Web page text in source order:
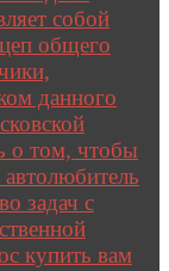
собой
общего
данного
о том, чтобы
задач с
купить вам